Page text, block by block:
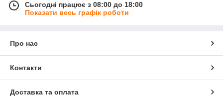
Сьогодні працює з 08:00 до 18:00
Показати весь графік роботи
Про нас
Контакти
Доставка та оплата